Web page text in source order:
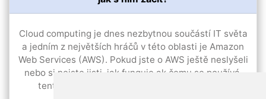
Cloud computing je dnes nezbytnou součástí IT světa
a jedním z největších hráčů v této oblasti je Amazon
Web Services (AWS). Pokud jste o AWS ještě neslyšeli
nebo si nejste jisti, jak funguje ak čemu se používá,
tento článek vám poskytne všechny základní